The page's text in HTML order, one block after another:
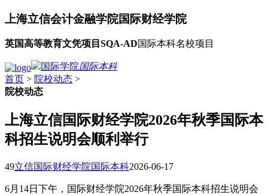
上海立信会计金融学院国际财经学院
英国高等教育文凭项目SQA-AD国际本科名校项目
国际学院国际本科
首页 > 院校动态 >
院校动态
上海立信国际财经学院2026年秋季国际本
科招生说明会顺利举行
49立信国际财经学院国际本科2026-06-17
6月14日下午，国际财经学院2026年秋季国际本科招生说明会